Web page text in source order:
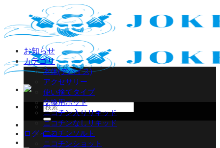
content
検
索
対
象:
ログイン
お知らせ
カテゴリ
本体(デバイス)
アクセサリー
使い捨てタイプ
交換用ポッド
ニコチン入りリキッド
ニコチンなしリキッド
ニコチンソルト
ニコチンショット